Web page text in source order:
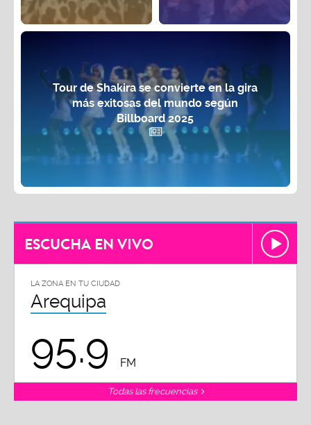
Tour de Shakira se convierte en la gira
más exitosas del mundo según
Billboard 2025
ESCUCHA EN VIVO
Arequipa
95.9